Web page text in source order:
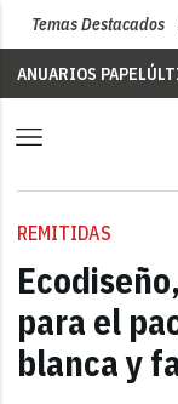
Temas Destacados
ANUARIOS PAPEL
REMITIDAS
para el
blanca y